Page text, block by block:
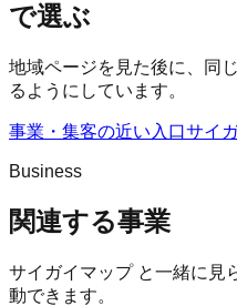
で選ぶ
地域ページを見た後に、同
るようにしています。
事業・集客の近い入口サイ
Business
関連する事業
サイガイマップと一緒に見
動できます。